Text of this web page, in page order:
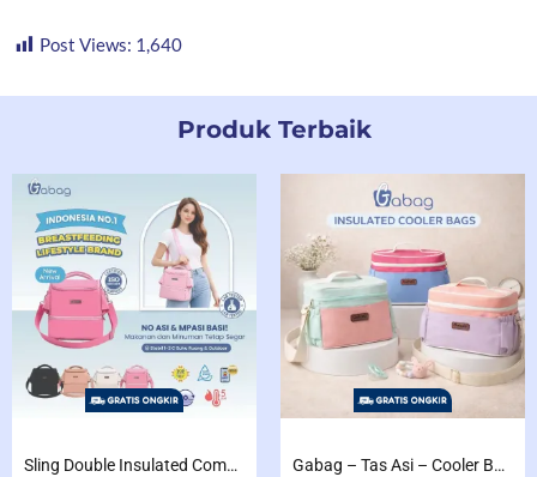
Post Views: 1,640
Produk Terbaik
Sling Double Insulated Compartment Cappucino Black, Creamy, Salem, Chocolate Gabag – Tas Asi – Cooler Bag Sling Single Compartment Mint Grape Bubble